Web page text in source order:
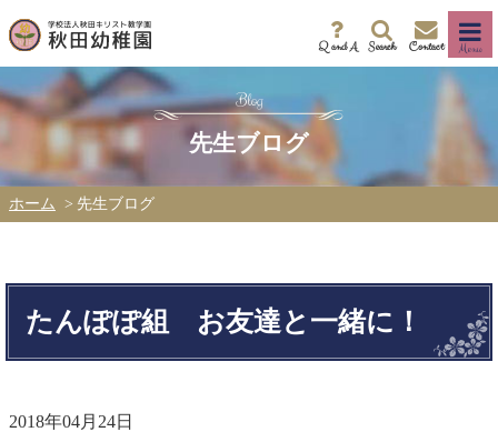
Q and A Search Contact Menu
先生ブログ
ホーム 先生ブログ
たんぽぽ組 お友達と一緒に！
2018年04月24日